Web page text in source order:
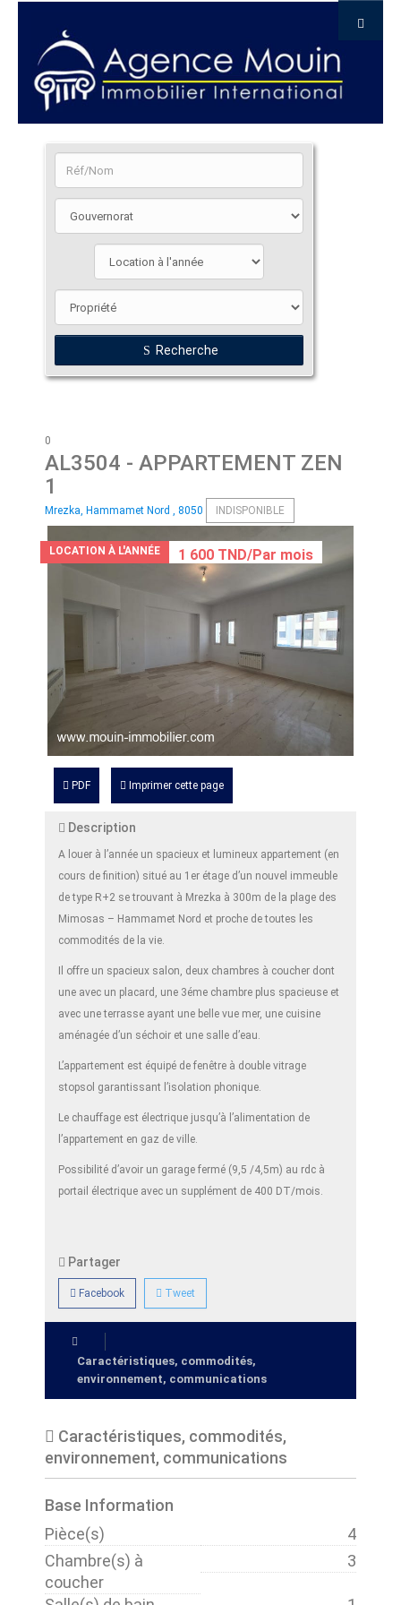
Recherche
0
AL3504 - APPARTEMENT ZEN
1
Mrezka, Hammamet Nord , 8050 INDISPONIBLE
LOCATION À L'ANNÉE 1 600 TND/Par mois
PDF Imprimer cette page
Description
A louer à l’année un spacieux et lumineux appartement (en
cours de finition) situé au 1er étage d’un nouvel immeuble
de type R+2 se trouvant à Mrezka à 300m de la plage des
Mimosas – Hammamet Nord et proche de toutes les
commodités de la vie.
Il offre un spacieux salon, deux chambres à coucher dont
une avec un placard, une 3éme chambre plus spacieuse et
avec une terrasse ayant une belle vue mer, une cuisine
aménagée d’un séchoir et une salle d’eau.
L’appartement est équipé de fenêtre à double vitrage
stopsol garantissant l’isolation phonique.
Le chauffage est électrique jusqu’à l’alimentation de
l’appartement en gaz de ville.
Possibilité d’avoir un garage fermé (9,5 /4,5m) au rdc à
portail électrique avec un supplément de 400 DT/mois.
Partager
Facebook Tweet
Caractéristiques, commodités,
environnement, communications
Caractéristiques, commodités,
environnement, communications
Base Information
Pièce(s)
4
Chambre(s) à
coucher
3